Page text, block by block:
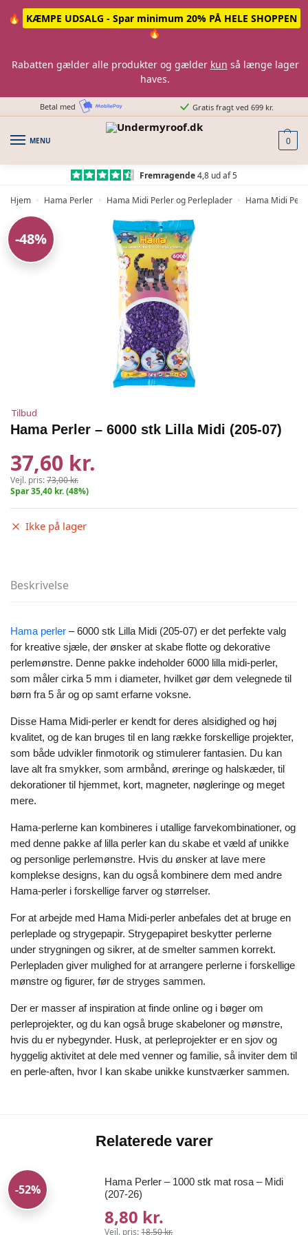
🔥
KÆMPE UDSALG - Spar minimum 20% PÅ HELE SHOPPEN
🔥
Rabatten gælder alle produkter og gælder kun så længe lager
haves.
Betal med Gratis fragt ved 699 kr.
MENU 0
Fremragende4,8 ud af 5
Hjem » Hama Perler » Hama Midi Perler og Perleplader » Hama Midi
-48%
Tilbud
Hama Perler – 6000 stk Lilla Midi (205-07)
37,60 kr.
Vejl. pris:73,00 kr.
Spar 35,40 kr. (48%)
Ikke på lager
Beskrivelse
Hama perler – 6000 stk Lilla Midi (205-07) er det perfekte valg
for kreative sjæle, der ønsker at skabe flotte og dekorative
perlemønstre. Denne pakke indeholder 6000 lilla midi-perler,
som måler cirka 5 mm i diameter, hvilket gør dem velegnede til
børn fra 5 år og op samt erfarne voksne.
Disse Hama Midi-perler er kendt for deres alsidighed og høj
kvalitet, og de kan bruges til en lang række forskellige projekter,
som både udvikler finmotorik og stimulerer fantasien. Du kan
lave alt fra smykker, som armbånd, øreringe og halskæder, til
dekorationer til hjemmet, kort, magneter, nøgleringe og meget
mere.
Hama-perlerne kan kombineres i utallige farvekombinationer, og
med denne pakke af lilla perler kan du skabe et væld af unikke
og personlige perlemønstre. Hvis du ønsker at lave mere
komplekse designs, kan du også kombinere dem med andre
Hama-perler i forskellige farver og størrelser.
For at arbejde med Hama Midi-perler anbefales det at bruge en
perleplade og strygepapir. Strygepapiret beskytter perlerne
under strygningen og sikrer, at de smelter sammen korrekt.
Perlepladen giver mulighed for at arrangere perlerne i forskellige
mønstre og figurer, før de stryges sammen.
Der er masser af inspiration at finde online og i bøger om
perleprojekter, og du kan også bruge skabeloner og mønstre,
hvis du er nybegynder. Husk, at perleprojekter er en sjov og
hyggelig aktivitet at dele med venner og familie, så inviter dem til
en perle-aften, hvor I kan skabe unikke kunstværker sammen.
Relaterede varer
-52%
Hama Perler – 1000 stk mat rosa – Midi
(207-26)
8,80 kr.
Vejl. pris:18,50 kr.